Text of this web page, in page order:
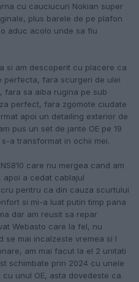
cu cauciucuri Nokian super
plus barele de pe plafon
aduc acolo unde sa fiu
si am descoperit cu placere ca
perfecta, fara scurgeri de ulei
fara sa aiba rugina pe sub
perfect, fara zgomote ciudate
apoi un detailing exterior de
pus un set de jante OE pe 19
a transformat in ochii mei.
care nu mergea cand am
apoi a cedat cablajul
pentru ca din cauza scurtului
si mi-a luat putin timp pana
dar am reusit sa repar
Webasto care la fel, nu
se mai incalzeste vremea si l
am mai facut la el 2 unitati
schimbate prin 2024 cu unele
unul OE, asta dovedeste ca